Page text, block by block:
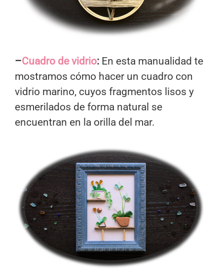
–Cuadro de vidrio: En esta manualidad te
mostramos cómo hacer un cuadro con
vidrio marino, cuyos fragmentos lisos y
esmerilados de forma natural se
encuentran en la orilla del mar.